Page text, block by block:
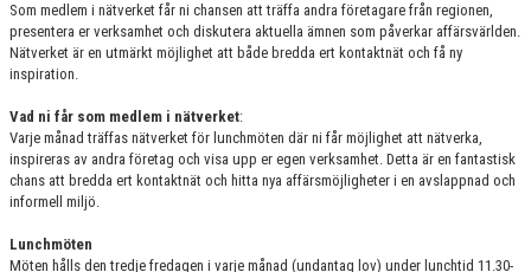
Som medlem i nätverket får ni chansen att träffa andra företagare från regionen,
presentera er verksamhet och diskutera aktuella ämnen som påverkar affärsvärlden.
Nätverket är en utmärkt möjlighet att både bredda ert kontaktnät och få ny
inspiration.
Vad ni får som medlem i nätverket:
Varje månad träffas nätverket för lunchmöten där ni får möjlighet att nätverka,
inspireras av andra företag och visa upp er egen verksamhet. Detta är en fantastisk
chans att bredda ert kontaktnät och hitta nya affärsmöjligheter i en avslappnad och
informell miljö.
Lunchmöten
Möten hålls den tredje fredagen i varje månad (undantag lov) under lunchtid 11.30-